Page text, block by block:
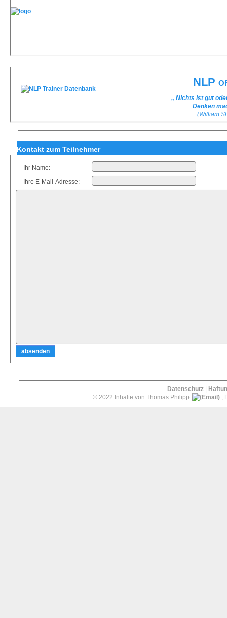
NLP
„ Nichts ist gut
Denken
(William
Kontakt zum Teilnehmer
Ihr Name:
Ihre E-Mail-Adresse:
Datenschutz
© 2022 Inhalte von Thomas Philipp
,